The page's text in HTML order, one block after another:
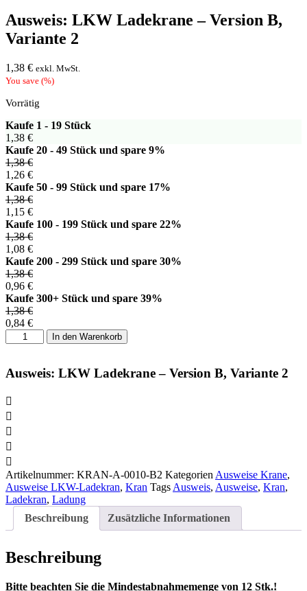
Ausweis: LKW Ladekrane – Version B,
Variante 2
1,38 € exkl. MwSt.
You save (%)
Vorrätig
Kaufe 1 - 19 Stück
1,38 €
Kaufe 20 - 49 Stück und spare 9%
1,38€
1,26 €
Kaufe 50 - 99 Stück und spare 17%
1,38€
1,15 €
Kaufe 100 - 199 Stück und spare 22%
1,38€
1,08 €
Kaufe 200 - 299 Stück und spare 30%
1,38€
0,96 €
Kaufe 300+ Stück und spare 39%
1,38€
0,84 €
Ausweis:
LKW
-
B,
Variante
2
Menge
In den Warenkorb
Ausweis: LKW Ladekrane – Version B, Variante 2
Artikelnummer: KRAN-A-0010-B2 Kategorien Ausweise Krane,
Ausweise LKW-Ladekran, Kran Tags Ausweis, Ausweise, Kran,
Ladekran, Ladung
Beschreibung
Zusätzliche Informationen
Beschreibung
Bitte beachten Sie die Mindestabnahmemenge von 12 Stk.!